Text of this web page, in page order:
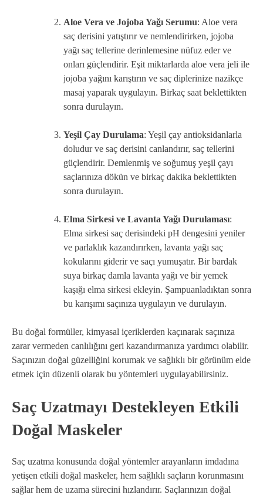
Aloe Vera ve Jojoba Yağı Serumu: Aloe vera
saç derisini yatıştırır ve nemlendirirken, jojoba
yağı saç tellerine derinlemesine nüfuz eder ve
onları güçlendirir. Eşit miktarlarda aloe vera jeli ile
jojoba yağını karıştırın ve saç diplerinize nazikçe
masaj yaparak uygulayın. Birkaç saat beklettikten
sonra durulayın.
Yeşil Çay Durulama: Yeşil çay antioksidanlarla
doludur ve saç derisini canlandırır, saç tellerini
güçlendirir. Demlenmiş ve soğumuş yeşil çayı
saçlarınıza dökün ve birkaç dakika beklettikten
sonra durulayın.
Elma Sirkesi ve Lavanta Yağı Durulaması:
Elma sirkesi saç derisindeki pH dengesini yeniler
ve parlaklık kazandırırken, lavanta yağı saç
kokularını giderir ve saçı yumuşatır. Bir bardak
suya birkaç damla lavanta yağı ve bir yemek
kaşığı elma sirkesi ekleyin. Şampuanladıktan sonra
bu karışımı saçınıza uygulayın ve durulayın.
Bu doğal formüller, kimyasal içeriklerden kaçınarak saçınıza
zarar vermeden canlılığını geri kazandırmanıza yardımcı olabilir.
Saçınızın doğal güzelliğini korumak ve sağlıklı bir görünüm elde
etmek için düzenli olarak bu yöntemleri uygulayabilirsiniz.
Saç Uzatmayı Destekleyen Etkili
Doğal Maskeler
Saç uzatma konusunda doğal yöntemler arayanların imdadına
yetişen etkili doğal maskeler, hem sağlıklı saçların korunmasını
sağlar hem de uzama sürecini hızlandırır. Saçlarınızın doğal